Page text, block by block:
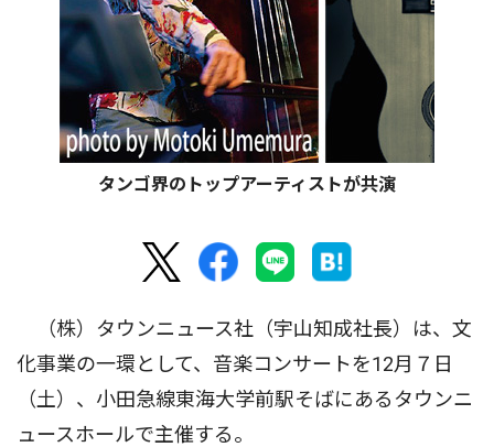
タンゴ界のトップアーティストが共演
（株）タウンニュース社（宇山知成社長）は、文
化事業の一環として、音楽コンサートを12月７日
（土）、小田急線東海大学前駅そばにあるタウンニ
ュースホールで主催する。